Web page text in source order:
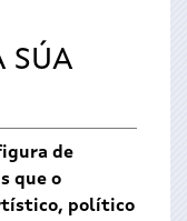
SÚA
de
que o
político